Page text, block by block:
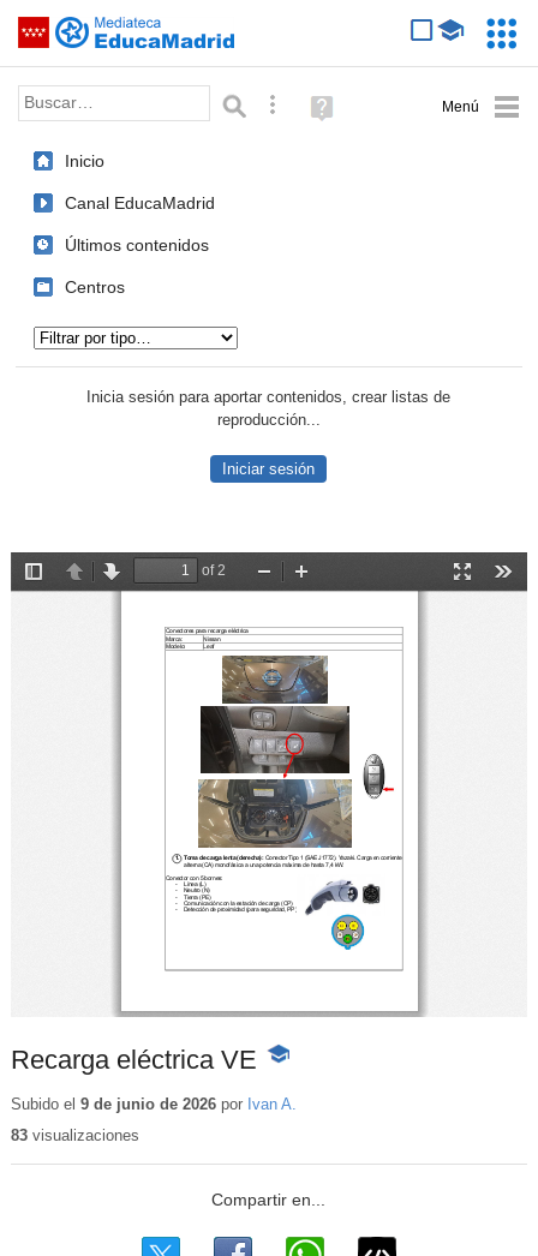
Saltar navegación
Palabra o frase: Búsqueda avanzada
Ayuda
(en
Inicio
Canal EducaMadrid
Últimos contenidos
Centros
Inicia sesión para aportar contenidos, crear listas de
reproducción...
Iniciar sesión
Recarga eléctrica VE
-
educativo
Subido el 9 de junio de 2026por Ivan A.
83visualizaciones